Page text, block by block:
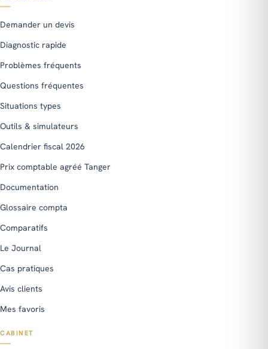
Demander un devis
Diagnostic rapide
Problèmes fréquents
Questions fréquentes
Situations types
Outils & simulateurs
Calendrier fiscal 2026
Prix comptable agréé Tanger
Documentation
Glossaire compta
Comparatifs
Le Journal
Cas pratiques
Avis clients
Mes favoris
CABINET